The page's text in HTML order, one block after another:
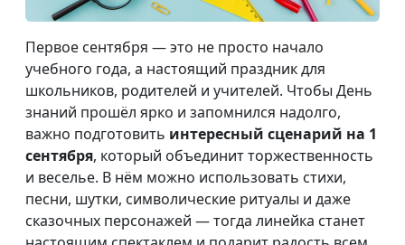
Первое сентября — это не просто начало
учебного года, а настоящий праздник для
школьников, родителей и учителей. Чтобы День
знаний прошёл ярко и запомнился надолго,
важно подготовить интересный сценарий на 1
сентября, который объединит торжественность
и веселье. В нём можно использовать стихи,
песни, шутки, символические ритуалы и даже
сказочных персонажей — тогда линейка станет